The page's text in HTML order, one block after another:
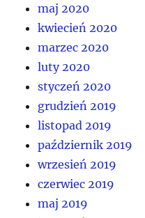
maj 2020
kwiecień 2020
marzec 2020
luty 2020
styczeń 2020
grudzień 2019
listopad 2019
październik 2019
wrzesień 2019
czerwiec 2019
maj 2019